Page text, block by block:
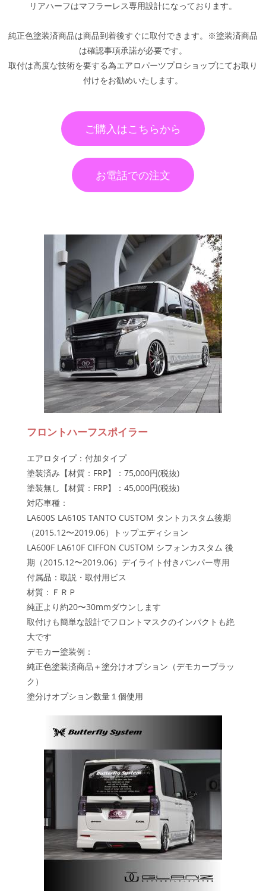
リアハーフはマフラーレス専用設計になっております。
純正色塗装済商品は商品到着後すぐに取付できます。※塗装済商品
は確認事項承諾が必要です。
取付は高度な技術を要する為エアロパーツプロショップにてお取り
付けをお勧めいたします。
ご購入はこちらから
お電話での注文
フロントハーフスポイラー
エアロタイプ：付加タイプ
塗装済み【材質：FRP】：75,000円(税抜)
塗装無し【材質：FRP】：45,000円(税抜)
対応車種：
LA600S LA610S TANTO CUSTOM タントカスタム後期
（2015.12〜2019.06）トップエディション
LA600F LA610F CIFFON CUSTOM シフォンカスタム 後
期（2015.12〜2019.06）デイライト付きバンパー専用
付属品：取説・取付用ビス
材質：ＦＲＰ
純正より約20〜30mmダウンします
取付けも簡単な設計でフロントマスクのインパクトも絶
大です
デモカー塗装例：
純正色塗装済商品＋塗分けオプション（デモカーブラッ
ク）
塗分けオプション数量１個使用